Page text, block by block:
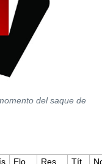
del saque de
Elo Res. Tít.